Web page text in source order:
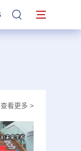
站内搜索
查看更多 >